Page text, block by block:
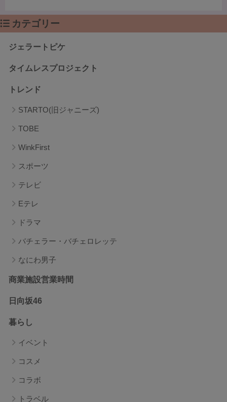
カテゴリー
ジェラートピケ
タイムレスプロジェクト
トレンド
STARTO(旧ジャニーズ)
TOBE
WinkFirst
スポーツ
テレビ
Eテレ
ドラマ
バチェラー・バチェロレッテ
なにわ男子
商業施設営業時間
日向坂46
暮らし
イベント
コスメ
コラボ
トラベル